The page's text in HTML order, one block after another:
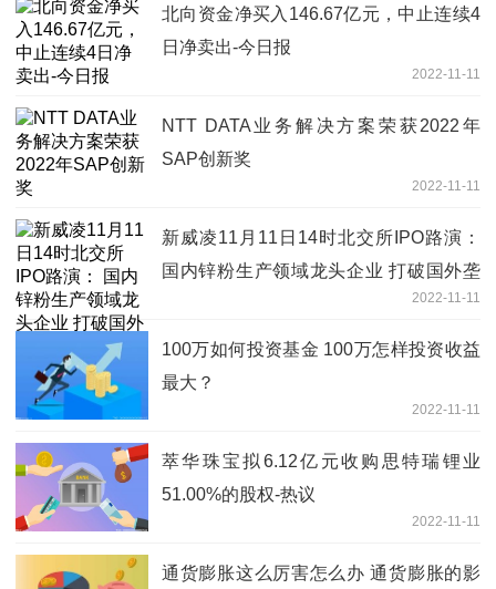
北向资金净买入146.67亿元，中止连续4
日净卖出-今日报
2022-11-11
NTT DATA业务解决方案荣获2022年
SAP创新奖
2022-11-11
新威凌11月11日14时北交所IPO路演：
国内锌粉生产领域龙头企业 打破国外垄
2022-11-11
100万如何投资基金 100万怎样投资收益
最大？
2022-11-11
萃华珠宝拟6.12亿元收购思特瑞锂业
51.00%的股权-热议
2022-11-11
通货膨胀这么厉害怎么办 通货膨胀的影